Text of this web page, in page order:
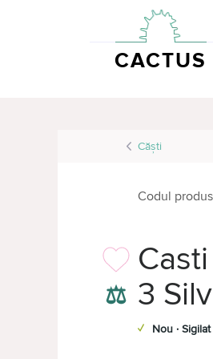
CACTUS
Căşti
Codul
⚖ 3
✓ Nou ·